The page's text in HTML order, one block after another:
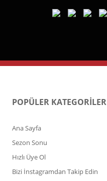
POPÜLER KATEGORİLER
Ana Sayfa
Sezon Sonu
Hızlı Üye Ol
Bizi İnstagramdan Takip Edin